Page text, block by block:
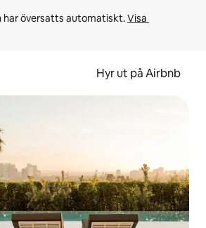
har översatts automatiskt. Visa
Hyr ut på Airbnb